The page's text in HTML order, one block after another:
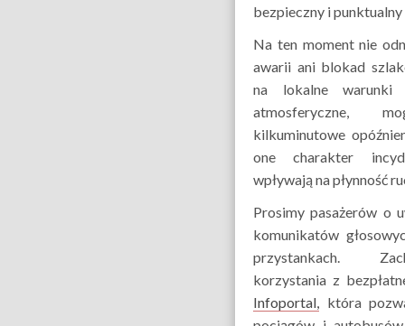
bezpieczny i
Na ten moment nie
awarii ani blokad
na lokalne warunki
atmosferyczne,
kilkuminutowe
one charakter
wpływają na płynność
Prosimy pasażerów o
komunikatów
przystankach.
korzystania z
Infoportal, która